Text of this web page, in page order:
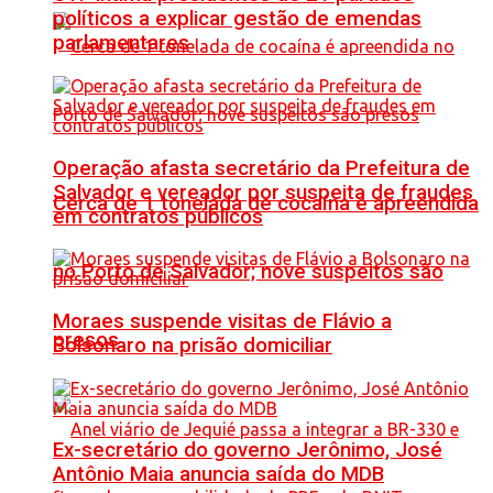
Cerca de 1 tonelada de cocaína é apreendida
no Porto de Salvador; nove suspeitos são
presos
políticos a explicar gestão de emendas
parlamentares
Operação afasta secretário da Prefeitura de
Salvador e vereador por suspeita de fraudes
em contratos públicos
Moraes suspende visitas de Flávio a
Bolsonaro na prisão domiciliar
Ex-secretário do governo Jerônimo, José
Antônio Maia anuncia saída do MDB